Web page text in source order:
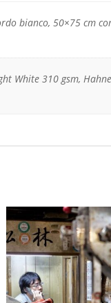
bianco, 50×75 cm
White 310 gsm,